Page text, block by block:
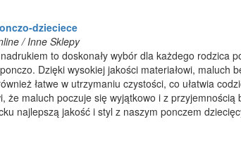
dzieciece
/ Inne Sklepy
to doskonały wybór dla każdego rodzica
Dzięki wysokiej jakości materiałowi, maluch
łatwe w utrzymaniu czystości, co ułatwia
że maluch poczuje się wyjątkowo i z przyjemnością
najlepszą jakość i styl z naszym ponczem